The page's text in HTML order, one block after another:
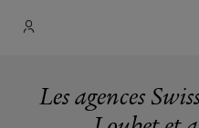
Les agences